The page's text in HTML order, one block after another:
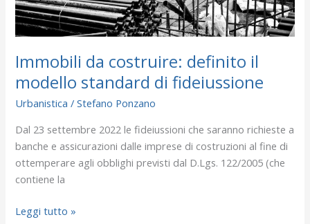
Immobili da costruire: definito il
modello standard di fideiussione
Urbanistica /Stefano Ponzano
Dal 23 settembre 2022 le fideiussioni che saranno richieste a
banche e assicurazioni dalle imprese di costruzioni al fine di
ottemperare agli obblighi previsti dal D.Lgs. 122/2005 (che
contiene la
Leggi tutto »